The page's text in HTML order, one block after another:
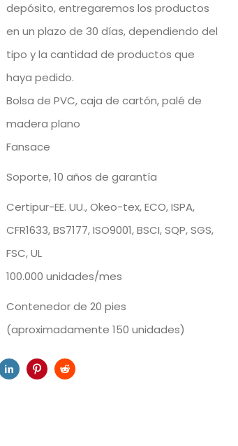
depósito, entregaremos los productos
en un plazo de 30 días, dependiendo del
tipo y la cantidad de productos que
haya pedido.
Bolsa de PVC, caja de cartón, palé de
madera plano
Fansace
Soporte, 10 años de garantía
Certipur-EE. UU., Okeo-tex, ECO, ISPA,
CFR1633, BS7177, ISO9001, BSCI, SQP, SGS,
FSC, UL
100.000 unidades/mes
Contenedor de 20 pies
(aproximadamente 150 unidades)